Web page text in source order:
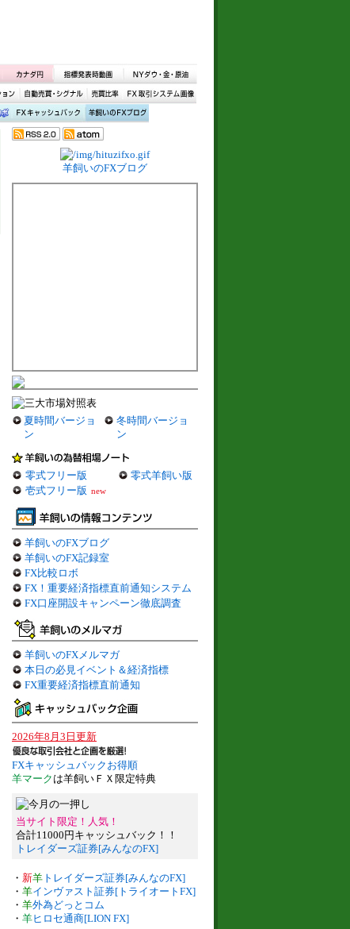
羊飼いのFXブログ
夏時間バージョ
ン
冬時間バージョ
ン
零式フリー版
零式羊飼い版
壱式フリー版 new
羊飼いのFXブログ
羊飼いのFX記録室
FX比較ロボ
FX！重要経済指標直前通知システム
FX口座開設キャンペーン徹底調査
羊飼いのFXメルマガ
本日の必見イベント＆経済指標
FX重要経済指標直前通知
2026年8月3日更新
FXキャッシュバックお得順
羊マーク は羊飼いＦＸ限定特典
当サイト限定！人気！
合計11000円キャッシュバック！！
トレイダーズ証券[みんなのFX]
・ 新羊 トレイダーズ証券[みんなのFX]
・ 羊インヴァスト証券[トライオートFX]
・ 羊外為どっとコム
・ 羊ヒロセ通商[LION FX]